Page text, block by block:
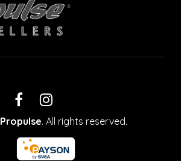
Facebook
Propulse. All rights reserved.